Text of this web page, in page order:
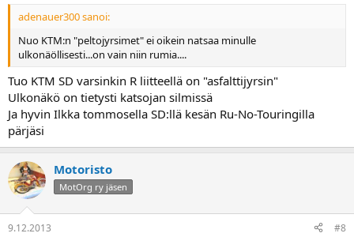
adenauer300 sanoi:
Nuo KTM:n "peltojyrsimet" ei oikein natsaa minulle
ulkonäöllisesti...on vain niin rumia....
Tuo KTM SD varsinkin R liitteellä on "asfalttijyrsin"
Ulkonäkö on tietysti katsojan silmissä
Ja hyvin Ilkka tommosella SD:llä kesän Ru-No-Touringilla
pärjäsi
Motoristo
MotOrg ry jäsen
9.12.2013 #8